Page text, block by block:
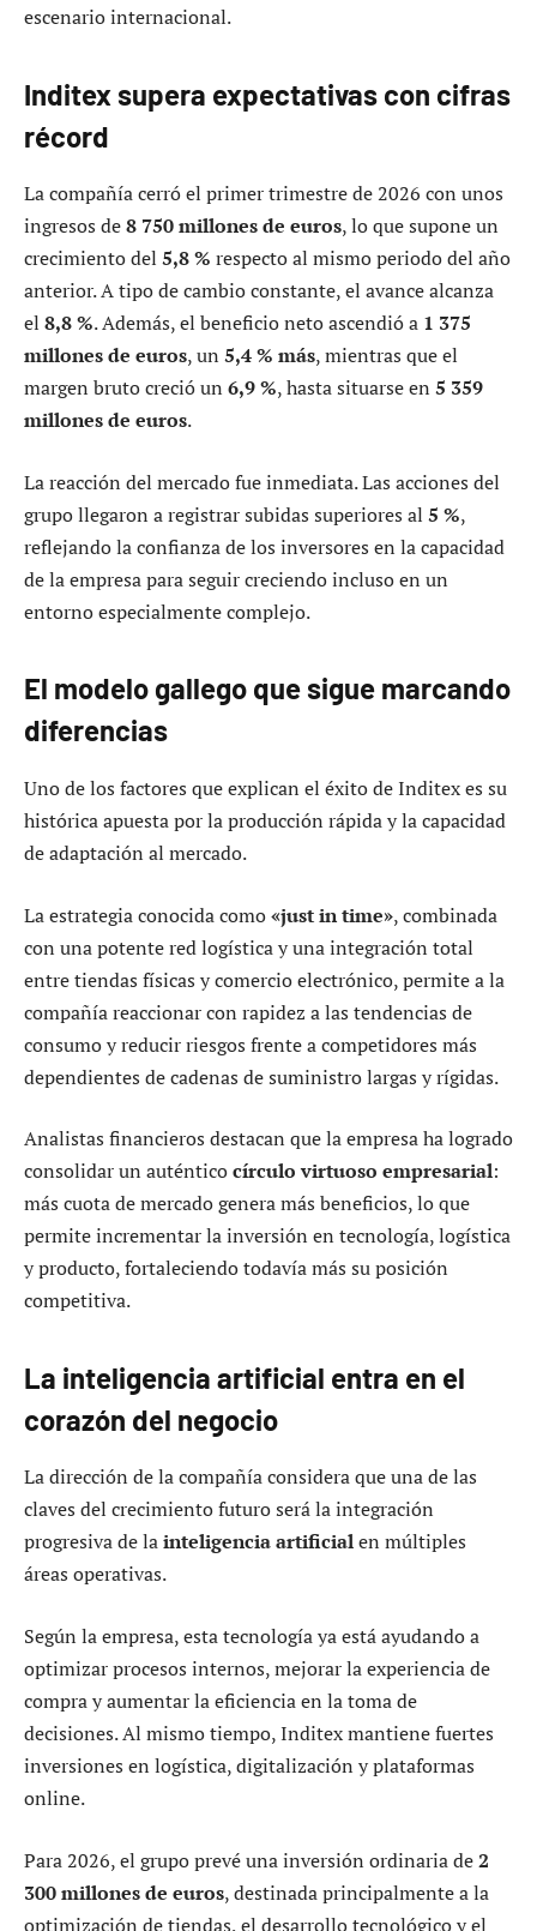
escenario internacional.
Inditex supera expectativas con cifras
récord
La compañía cerró el primer trimestre de 2026 con unos
ingresos de8 750 millones de euros, lo que supone un
crecimiento del 5,8 % respecto al mismo periodo del año
anterior. A tipo de cambio constante, el avance alcanza
el 8,8 %. Además, el beneficio neto ascendió a 1 375
millones de euros, un 5,4 % más, mientras que el
margen bruto creció un 6,9 %, hasta situarse en 5 359
millones de euros.
La reacción del mercado fue inmediata. Las acciones del
grupo llegaron a registrar subidas superiores al 5 %,
reflejando la confianza de los inversores en la capacidad
de la empresa para seguir creciendo incluso en un
entorno especialmente complejo.
El modelo gallego que sigue marcando
diferencias
Uno de los factores que explican el éxito de Inditex es su
histórica apuesta por la producción rápida y la capacidad
de adaptación al mercado.
La estrategia conocida como«just in time», combinada
con una potente red logística y una integración total
entre tiendas físicas y comercio electrónico, permite a la
compañía reaccionar con rapidez a las tendencias de
consumo y reducir riesgos frente a competidores más
dependientes de cadenas de suministro largas y rígidas.
Analistas financieros destacan que la empresa ha logrado
consolidar un auténticocírculo virtuoso empresarial:
más cuota de mercado genera más beneficios, lo que
permite incrementar la inversión en tecnología, logística
y producto, fortaleciendo todavía más su posición
competitiva.
La inteligencia artificial entra en el
corazón del negocio
La dirección de la compañía considera que una de las
claves del crecimiento futuro será la integración
progresiva de lainteligencia artificialen múltiples
áreas operativas.
Según la empresa, esta tecnología ya está ayudando a
optimizar procesos internos, mejorar la experiencia de
compra y aumentar la eficiencia en la toma de
decisiones. Al mismo tiempo, Inditex mantiene fuertes
inversiones en logística, digitalización y plataformas
online.
Para 2026, el grupo prevé una inversión ordinaria de2
300 millones de euros, destinada principalmente a la
optimización de tiendas, el desarrollo tecnológico y el